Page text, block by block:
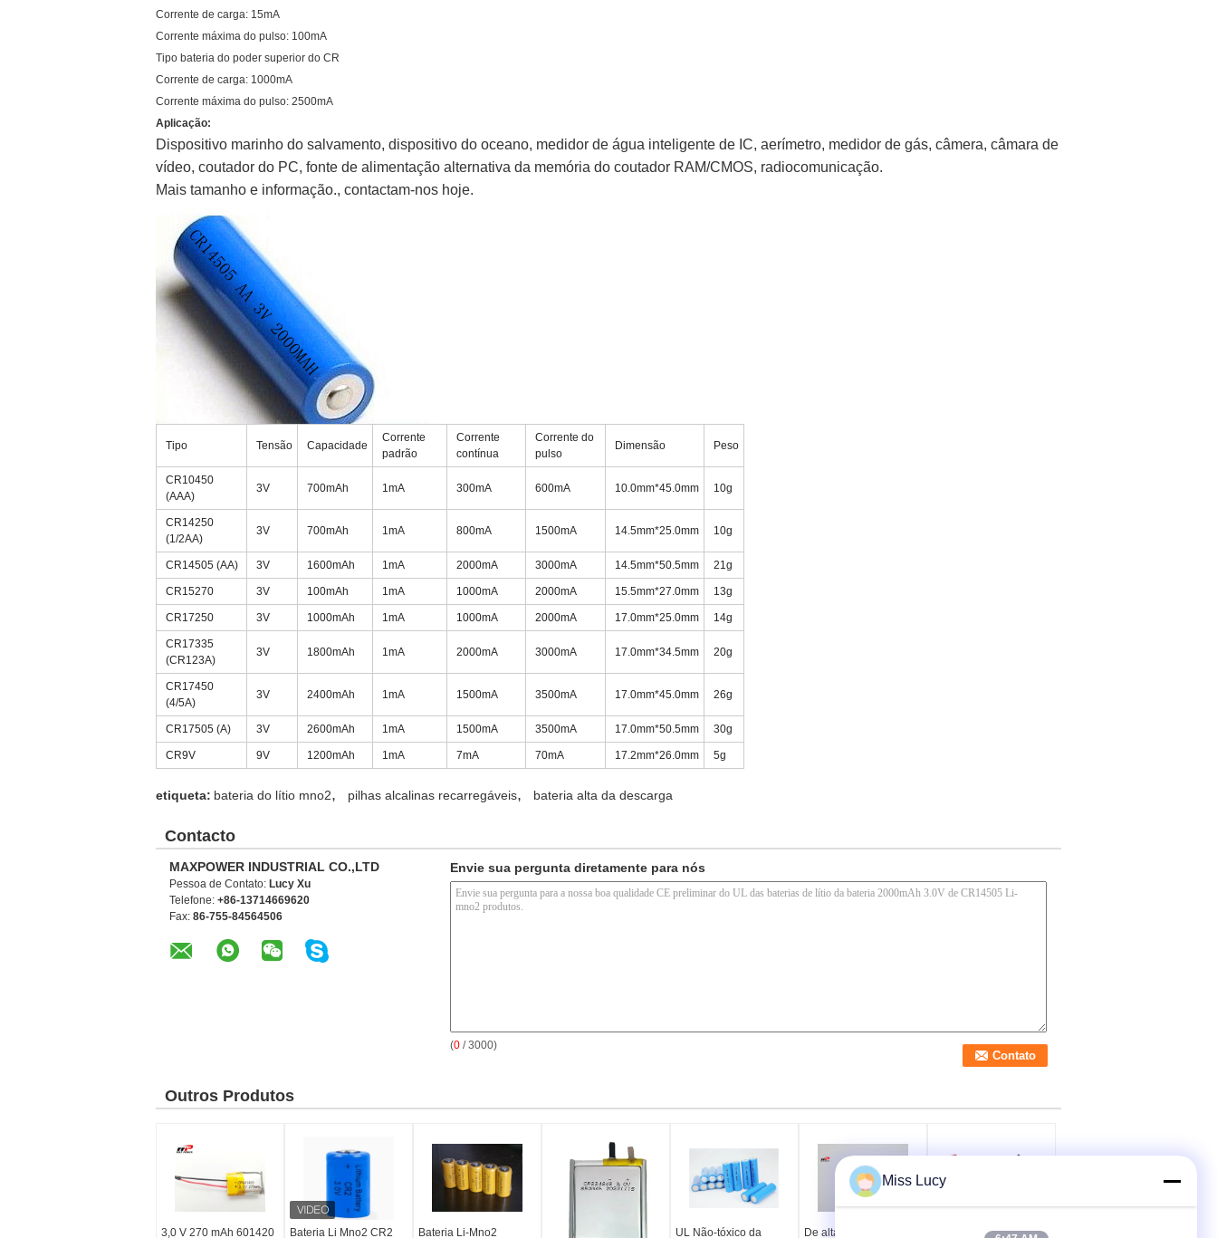
Corrente de carga: 15mA
Corrente máxima do pulso: 100mA
Tipo bateria do poder superior do CR
Corrente de carga: 1000mA
Corrente máxima do pulso: 2500mA
Aplicação:
Dispositivo marinho do salvamento, dispositivo do oceano, medidor de água inteligente de IC, aerímetro, medidor de gás, câmera, câmara de
vídeo, coutador do PC, fonte de alimentação alternativa da memória do coutador RAM/CMOS, radiocomunicação.
Mais tamanho e informação., contactam-nos hoje.
Tipo Tensão Capacidade
Corrente
padrão
Corrente
contínua
Corrente do
pulso
Dimensão Peso
CR10450
(AAA)
3V 700mAh 1mA 300mA 600mA 10.0mm*45.0mm 10g
CR14250
(1/2AA)
3V 700mAh 1mA 800mA 1500mA 14.5mm*25.0mm 10g
CR14505 (AA) 3V 1600mAh 1mA 2000mA 3000mA 14.5mm*50.5mm 21g
CR15270 3V 100mAh 1mA 1000mA 2000mA 15.5mm*27.0mm 13g
CR17250 3V 1000mAh 1mA 1000mA 2000mA 17.0mm*25.0mm 14g
CR17335
(CR123A)
3V 1800mAh 1mA 2000mA 3000mA 17.0mm*34.5mm 20g
CR17450
(4/5A)
3V 2400mAh 1mA 1500mA 3500mA 17.0mm*45.0mm 26g
CR17505 (A) 3V 2600mAh 1mA 1500mA 3500mA 17.0mm*50.5mm 30g
CR9V 9V 1200mAh 1mA 7mA 70mA 17.2mm*26.0mm 5g
etiqueta: bateria do lítio mno2, pilhas alcalinas recarregáveis, bateria alta da descarga
Contacto
MAXPOWER INDUSTRIAL CO.,LTD
Pessoa de Contato: Lucy Xu
Telefone: +86-13714669620
Fax: 86-755-84564506
Envie sua pergunta diretamente para nós
(0 / 3000)
Outros Produtos
3,0 V 270 mAh 601420 Bateria Li Mno2 CR2 Bateria Li-Mno2 UL Não-tóxico da De alta capacidade da Bateria alcalina
Miss Lucy